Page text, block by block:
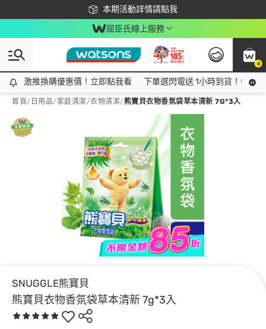
本期活動詳情請點我
下載app最高回饋$350
屈臣氏線上服務
0
激推換購優惠價！立即點我看
激推換購優惠價！立即點我看 下單選閃電送 1小時到貨！領神
首頁/ 日用品/ 家庭清潔/衣物清潔/熊寶貝衣物香氛袋草本清新 7G*3入
SNUGGLE熊寶貝
熊寶貝衣物香氛袋草本清新 7g*3入